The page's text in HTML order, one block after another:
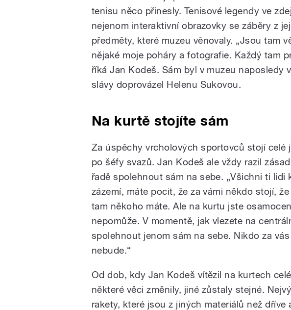
tenisu něco přinesly. Tenisové legendy ve
nejenom interaktivní obrazovky se záběry z
předměty, které muzeu věnovaly. „Jsou tam
nějaké moje poháry a fotografie. Každý tam
říká Jan Kodeš. Sám byl v muzeu naposledy
slávy doprovázel Helenu Sukovou.
Na kurtě stojíte sám
Za úspěchy vrcholových sportovců stojí celé
po šéfy svazů. Jan Kodeš ale vždy razil
řadě spolehnout sám na sebe. „Všichni ti lidi
zázemí, máte pocit, že za vámi někdo stojí,
tam někoho máte. Ale na kurtu jste
nepomůže. V momentě, jak vlezete na
spolehnout jenom sám na sebe. Nikdo za
nebude.“
Od dob, kdy Jan Kodeš vítězil na kurtech
některé věci změnily, jiné zůstaly stejné.
rakety, které jsou z jiných materiálů než dříve